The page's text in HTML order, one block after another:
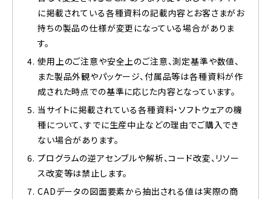
に掲載されている各種資料の記載内容とお客さまがお
持ちの製品の仕様が変更になっている場合がありま
す。
使用上のご注意や安全上のご注意、測定基準や数値、
また製品外観やパッケージ、付属品等は各種資料が作
成された時点での基準に応じた内容となっています。
当サイトに掲載されている各種資料・ソフトウェアの機
種について、すでに生産中止などの理由でご購入でき
ない場合があります。
プログラムの逆アセンブルや解析、コード改変、リソー
ス改変等は禁止します。
CADデータの図面要素から抽出される値は実際の商